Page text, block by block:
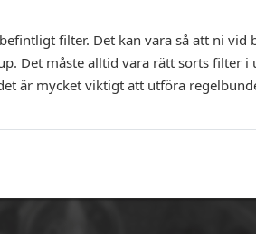
filter. Det kan vara så att ni
Det måste alltid vara rätt sorts filter
är mycket viktigt att utföra